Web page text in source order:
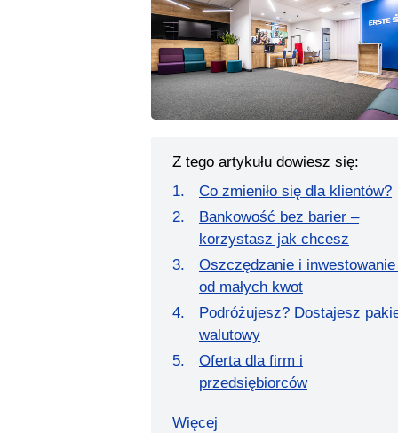
Z tego artykułu dowiesz się:
Co zmieniło się dla klientów?
Bankowość bez barier –
korzystasz jak chcesz
Oszczędzanie i
od małych kwot
Podróżujesz? Dostajesz
walutowy
Oferta dla firm i
przedsiębiorców
Więcej